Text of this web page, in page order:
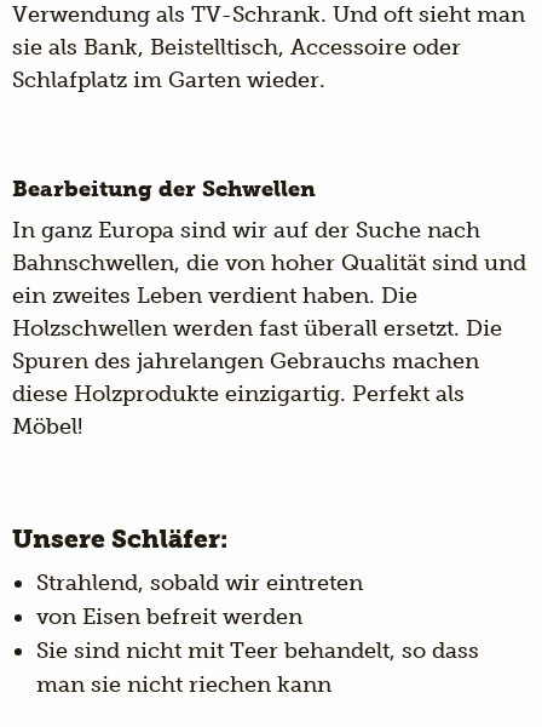
Verwendung als TV-Schrank. Und oft sieht man
sie als Bank, Beistelltisch, Accessoire oder
Schlafplatz im Garten wieder.
Bearbeitung der Schwellen
In ganz Europa sind wir auf der Suche nach
Bahnschwellen, die von hoher Qualität sind und
ein zweites Leben verdient haben. Die
Holzschwellen werden fast überall ersetzt. Die
Spuren des jahrelangen Gebrauchs machen
diese Holzprodukte einzigartig. Perfekt als
Möbel!
Unsere Schläfer:
Strahlend, sobald wir eintreten
von Eisen befreit werden
Sie sind nicht mit Teer behandelt, so dass
man sie nicht riechen kann